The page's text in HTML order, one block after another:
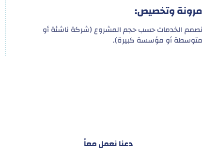
مرونة وتخصيص:
نصمم الخدمات حسب حجم المشروع (شركة ناشئة أو
متوسطة أو مؤسسة كبيرة).
دعنا نعمل معاً